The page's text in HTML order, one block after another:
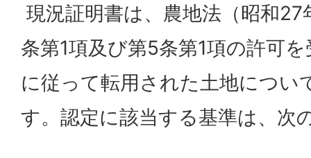
現況証明書は、農地法（昭和
条第1項及び第5条第1項の許可
に従って転用された土地につい
す。認定に該当する基準は、次